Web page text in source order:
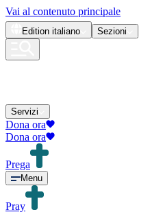
Vai al contenuto principale
Edition italiano Sezioni
Servizi
Dona ora
Dona ora
Prega
Menu
Pray